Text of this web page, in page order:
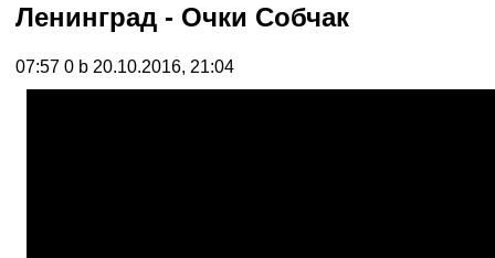
Ленинград - Очки Собчак
07:57 0 b 20.10.2016, 21:04